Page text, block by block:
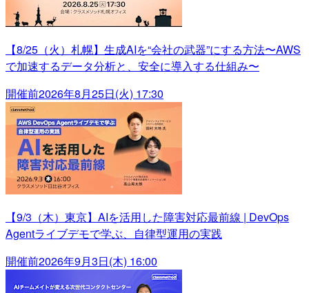
【8/25（火）札幌】生成AIを“会社の武器”にする方法〜AWS
で加速するデータ分析と、安全に導入する仕組み〜
開催前2026年8月25日(火) 17:30
【9/3（木）東京】AIを活用した障害対応最前線 | DevOps
Agentライブデモで学ぶ、自律型運用の実践
開催前2026年9月3日(木) 16:00